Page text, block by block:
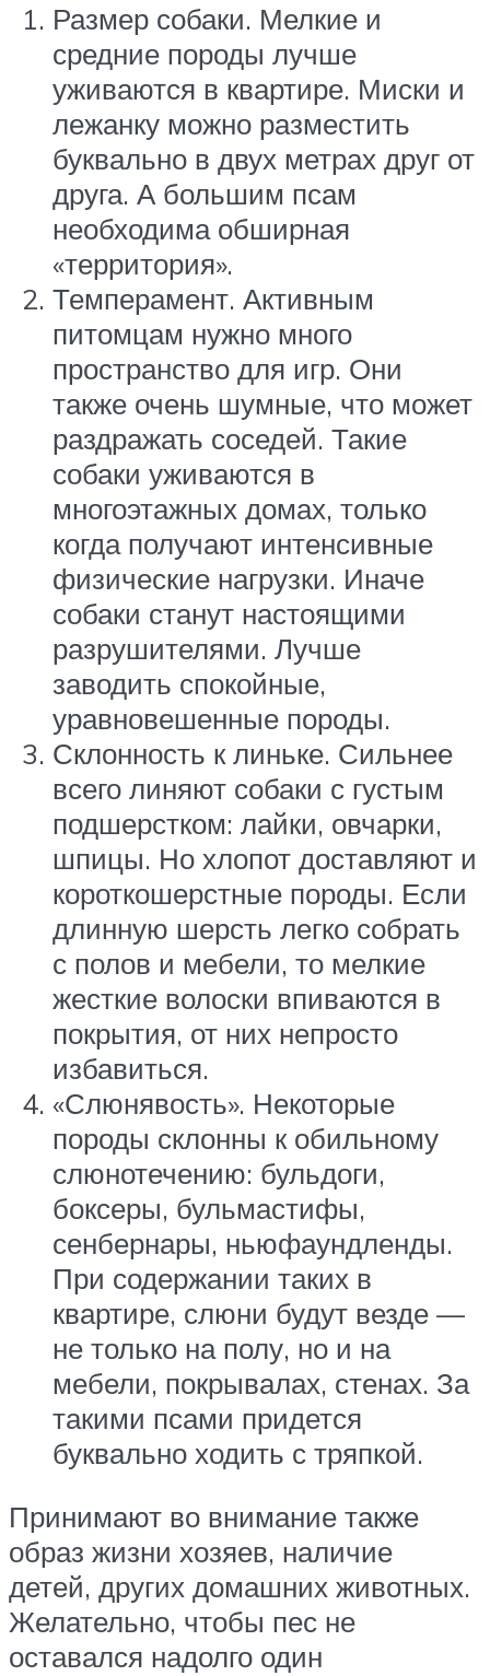
Размер собаки. Мелкие и
средние породы лучше
уживаются в квартире. Миски и
лежанку можно разместить
буквально в двух метрах друг от
друга. А большим псам
необходима обширная
«территория».
Темперамент. Активным
питомцам нужно много
пространство для игр. Они
также очень шумные, что может
раздражать соседей. Такие
собаки уживаются в
многоэтажных домах, только
когда получают интенсивные
физические нагрузки. Иначе
собаки станут настоящими
разрушителями. Лучше
заводить спокойные,
уравновешенные породы.
Склонность к линьке. Сильнее
всего линяют собаки с густым
подшерстком: лайки, овчарки,
шпицы. Но хлопот доставляют и
короткошерстные породы. Если
длинную шерсть легко собрать
с полов и мебели, то мелкие
жесткие волоски впиваются в
покрытия, от них непросто
избавиться.
«Слюнявость». Некоторые
породы склонны к обильному
слюнотечению: бульдоги,
боксеры, бульмастифы,
сенбернары, ньюфаундленды.
При содержании таких в
квартире, слюни будут везде —
не только на полу, но и на
мебели, покрывалах, стенах. За
такими псами придется
буквально ходить с тряпкой.
Принимают во внимание также
образ жизни хозяев, наличие
детей, других домашних животных.
Желательно, чтобы пес не
оставался надолго один